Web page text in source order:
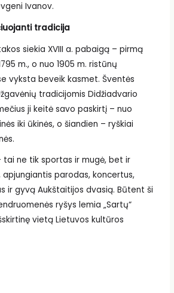
Ivanov.
tradicija
siekia XVIII a. pabaigą – pirmą
m., o nuo 1905 m. ristūnų
vyksta beveik kasmet. Šventės
tradicijomis Didžiadvario
ji keitė savo paskirtį – nuo
iki ūkinės, o šiandien – ryškiai
tai ne tik sportas ir mugė, bet ir
apjungiantis parodas, koncertus,
ir gyvą Aukštaitijos dvasią. Būtent ši
ryšys lemia „Sartų“
vietą Lietuvos kultūros